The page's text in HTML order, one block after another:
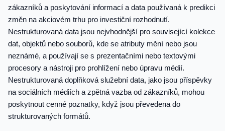
zákazníků a poskytování informací a data používaná k predikci
změn na akciovém trhu pro investiční rozhodnutí.
Nestrukturovaná data jsou nejvhodnější pro související kolekce
dat, objektů nebo souborů, kde se atributy mění nebo jsou
neznámé, a používají se s prezentačními nebo textovými
procesory a nástroji pro prohlížení nebo úpravu médií.
Nestrukturovaná doplňková služební data, jako jsou příspěvky
na sociálních médiích a zpětná vazba od zákazníků, mohou
poskytnout cenné poznatky, když jsou převedena do
strukturovaných formátů.